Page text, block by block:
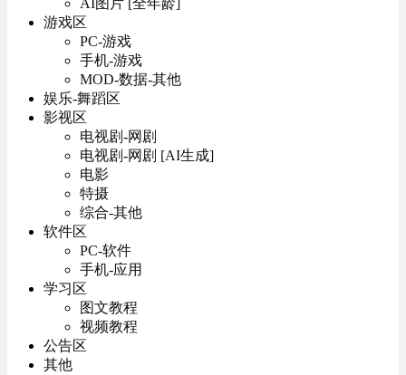
AI图片 [全年龄]
游戏区
PC-游戏
手机-游戏
MOD-数据-其他
娱乐-舞蹈区
影视区
电视剧-网剧
电视剧-网剧 [AI生成]
电影
特摄
综合-其他
软件区
PC-软件
手机-应用
学习区
图文教程
视频教程
公告区
其他